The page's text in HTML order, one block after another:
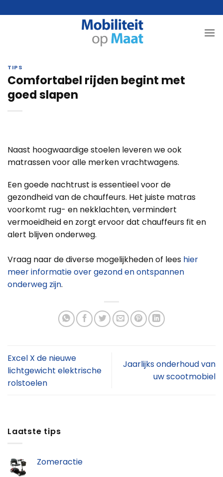
naar
TIPS
Comfortabel rijden begint met
goed slapen
Naast hoogwaardige stoelen leveren we ook
matrassen voor alle merken vrachtwagens.
Een goede nachtrust is essentieel voor de
gezondheid van de chauffeurs. Het juiste matras
voorkomt rug- en nekklachten, vermindert
vermoeidheid en zorgt ervoor dat chauffeurs fit en
alert blijven onderweg.
Vraag naar de diverse mogelijkheden of lees hier
meer informatie over gezond en ontspannen
onderweg zijn.
Excel X de nieuwe
lichtgewicht elektrische
rolstoelen
Jaarlijks onderhoud van
uw scootmobiel
Laatste tips
Zomeractie